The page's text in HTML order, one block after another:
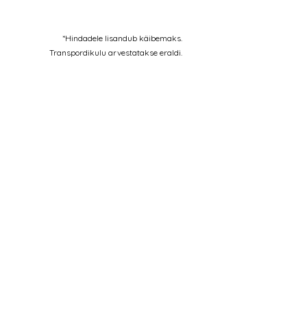
*Hindadele lisandub käibemaks.
Transpordikulu arvestatakse eraldi.